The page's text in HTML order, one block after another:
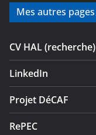
Mes autres pages
CV HAL (recherche)
LinkedIn
Projet DéCAF
RePEC